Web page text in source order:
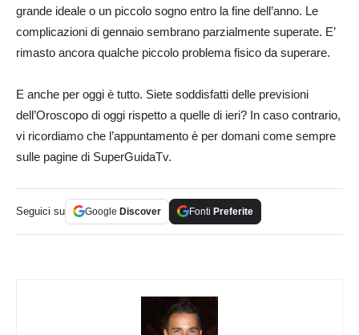
grande ideale o un piccolo sogno entro la fine dell’anno. Le
complicazioni di gennaio sembrano parzialmente superate. E’
rimasto ancora qualche piccolo problema fisico da superare.
E anche per oggi è tutto. Siete soddisfatti delle previsioni
dell’Oroscopo di oggi rispetto a quelle di ieri? In caso contrario,
vi ricordiamo che l’appuntamento è per domani come sempre
sulle pagine di SuperGuidaTv.
Seguici su Google Discover Fonti Preferite